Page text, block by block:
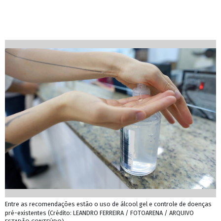
Entre as recomendações estão o uso de álcool gel e controle de doenças
pré-existentes (Crédito: LEANDRO FERREIRA / FOTOARENA / ARQUIVO